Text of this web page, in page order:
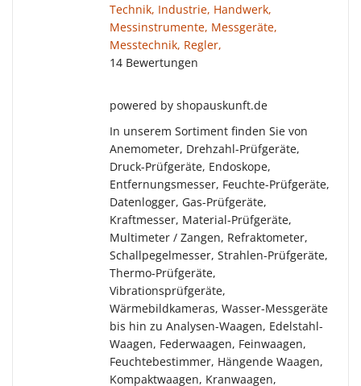
Technik, Industrie, Handwerk,
Messinstrumente, Messgeräte,
Messtechnik, Regler,
14 Bewertungen
powered by shopauskunft.de
In unserem Sortiment finden Sie von
Anemometer, Drehzahl-Prüfgeräte,
Druck-Prüfgeräte, Endoskope,
Entfernungsmesser, Feuchte-Prüfgeräte,
Datenlogger, Gas-Prüfgeräte,
Kraftmesser, Material-Prüfgeräte,
Multimeter / Zangen, Refraktometer,
Schallpegelmesser, Strahlen-Prüfgeräte,
Thermo-Prüfgeräte,
Vibrationsprüfgeräte,
Wärmebildkameras, Wasser-Messgeräte
bis hin zu Analysen-Waagen, Edelstahl-
Waagen, Federwaagen, Feinwaagen,
Feuchtebestimmer, Hängende Waagen,
Kompaktwaagen, Kranwaagen,